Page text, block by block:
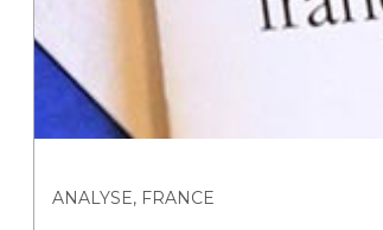
ANALYSE, FRANCE